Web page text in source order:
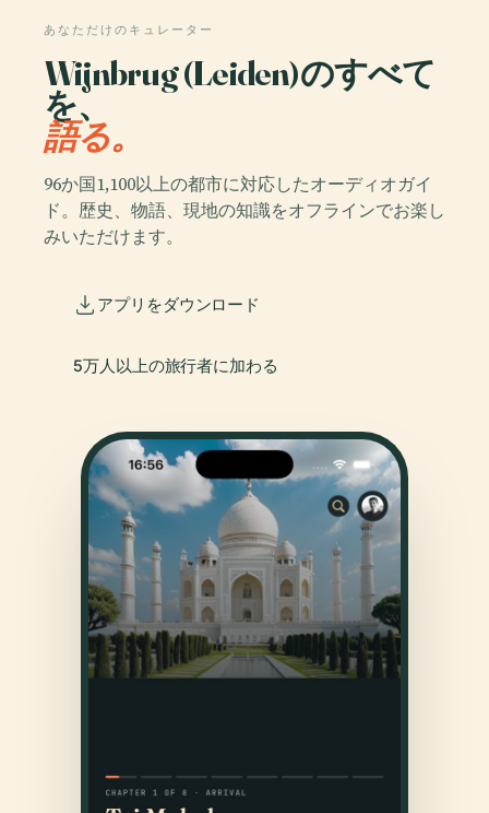
あなただけのキュレーター
Wijnbrug (Leiden)のすべて
を、
語る。
96か国1,100以上の都市に対応したオーディオガイ
ド。歴史、物語、現地の知識をオフラインでお楽し
みいただけます。
アプリをダウンロード
5万人以上の旅行者に加わる